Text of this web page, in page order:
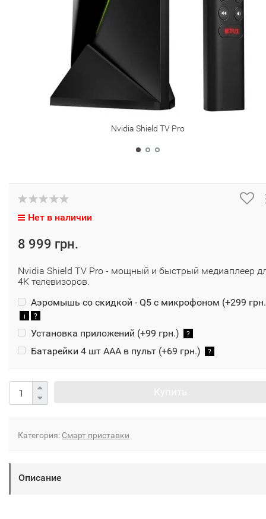
Nvidia Shield TV Pro
Нет в наличии
8 999 грн.
Nvidia Shield TV Pro - мощный и быстрый медиаплеер
4K телевизоров.
Аэромышь со скидкой - Q5 с микрофоном (+299 грн.
i ?
Установка приложений (+99 грн.) ?
Батарейки 4 шт ААА в пульт (+69 грн.) ?
Категория: Смарт приставки
Описание